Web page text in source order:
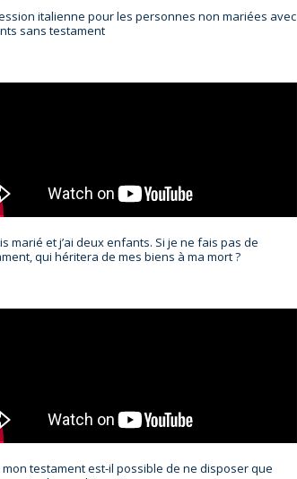
italienne pour les personnes non mariées avec
sans testament
marié et j’ai deux enfants. Si je ne fais pas de
qui héritera de mes biens à ma mort ?
mon testament est-il possible de ne disposer que